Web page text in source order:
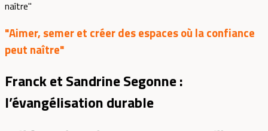
"Aimer, semer et créer des espaces où la confiance
peut naître"
Franck et Sandrine Segonne :
l’évangélisation durable